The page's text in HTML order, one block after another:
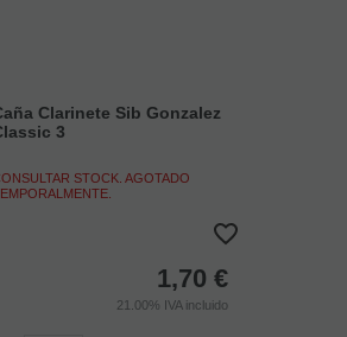
Clarinete Sib Gonzalez
3
STOCK. AGOTADO
1,70 €
21.00% IVA incluido